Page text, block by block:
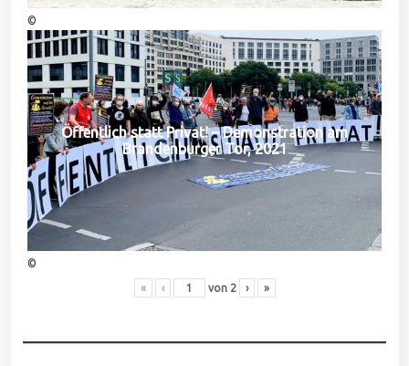
©
Öffentlich statt Privat! – Demonstration am
Brandenburger Tor, 2021
©
« ‹ von 2 › »